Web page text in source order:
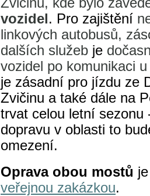
vozidel. Pro zajištění
linkových autobusů,
dalších služeb je
vozidel po komunikaci
je zásadní pro jízdu ze
Zvičinu a také dále na
trvat celou letní
dopravu v oblasti to
omezení.
Oprava obou mostů
veřejnou zakázkou.